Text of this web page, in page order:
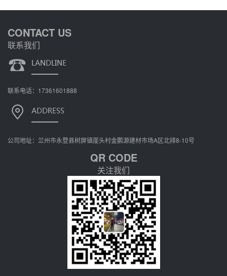
CONTACT US
联系我们
联系电话：17361601888
公司地址：兰州市永登县树屏镇崖头村金鹏源建材市场A区北排8-10号
QR CODE
关注我们